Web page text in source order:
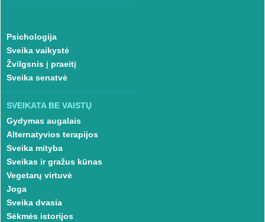
Psichologija
Sveika vaikystė
Žvilgsnis į praeitį
Sveika senatvė
SVEIKATA BE VAISTŲ
Gydymas augalais
Alternatyvios terapijos
Sveika mityba
Sveikas ir gražus kūnas
Vegetarų virtuvė
Joga
Sveika dvasia
Sėkmės istorijos